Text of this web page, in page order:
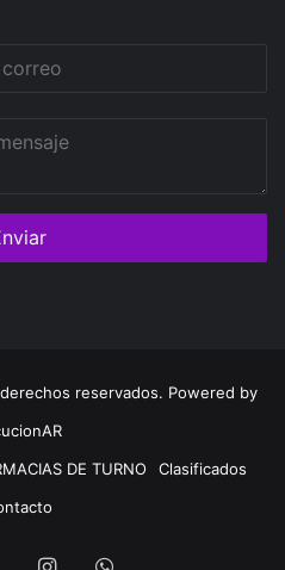
reservados. Powered by
DE TURNO
Clasificados